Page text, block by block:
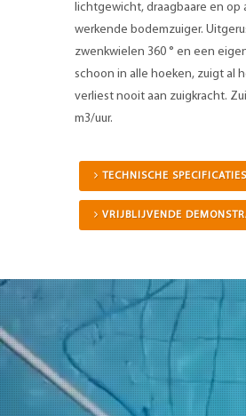
lichtgewicht, draagbaare en op
werkende bodemzuiger.
zwenkwielen 360 ° en een
schoon in alle hoeken, zuigt al
verliest nooit aan zuigkracht.
m3/uur.
TECHNISCHE SPECIFICATIES
VRIJBLIJVENDE